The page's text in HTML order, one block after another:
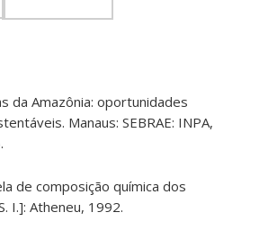
da Amazônia: oportunidades
Manaus: SEBRAE: INPA,
de composição química dos
I.]: Atheneu, 1992.